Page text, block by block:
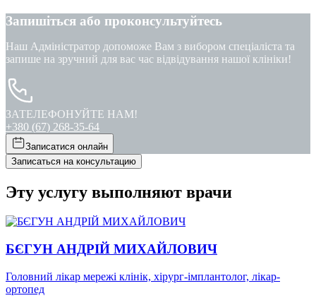
Запишіться або проконсультуйтесь
Наш Адміністратор допоможе Вам з вибором спеціаліста та
запише на зручний для вас час відвідування нашої клініки!
ЗАТЕЛЕФОНУЙТЕ НАМ!
+380 (67) 268-35-64
Записатися онлайн
Записаться на консультацию
Эту услугу выполняют врачи
БЄГУН АНДРІЙ МИХАЙЛОВИЧ
Головний лікар мережі клінік, хірург-імплантолог, лікар-
ортопед